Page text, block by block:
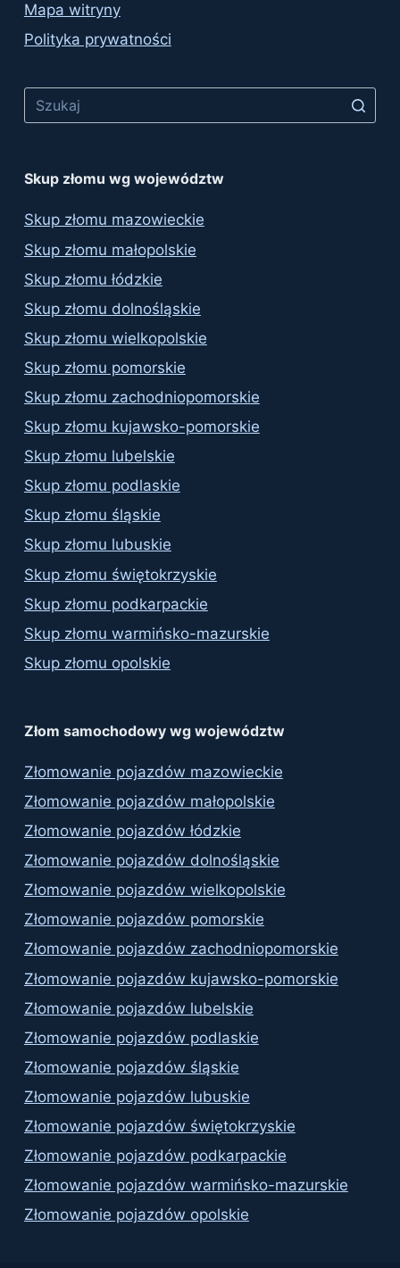
Mapa witryny
Polityka prywatności
Skup złomu wg województw
Skup złomu mazowieckie
Skup złomu małopolskie
Skup złomu łódzkie
Skup złomu dolnośląskie
Skup złomu wielkopolskie
Skup złomu pomorskie
Skup złomu zachodniopomorskie
Skup złomu kujawsko-pomorskie
Skup złomu lubelskie
Skup złomu podlaskie
Skup złomu śląskie
Skup złomu lubuskie
Skup złomu świętokrzyskie
Skup złomu podkarpackie
Skup złomu warmińsko-mazurskie
Skup złomu opolskie
Złom samochodowy wg województw
Złomowanie pojazdów mazowieckie
Złomowanie pojazdów małopolskie
Złomowanie pojazdów łódzkie
Złomowanie pojazdów dolnośląskie
Złomowanie pojazdów wielkopolskie
Złomowanie pojazdów pomorskie
Złomowanie pojazdów zachodniopomorskie
Złomowanie pojazdów kujawsko-pomorskie
Złomowanie pojazdów lubelskie
Złomowanie pojazdów podlaskie
Złomowanie pojazdów śląskie
Złomowanie pojazdów lubuskie
Złomowanie pojazdów świętokrzyskie
Złomowanie pojazdów podkarpackie
Złomowanie pojazdów warmińsko-mazurskie
Złomowanie pojazdów opolskie